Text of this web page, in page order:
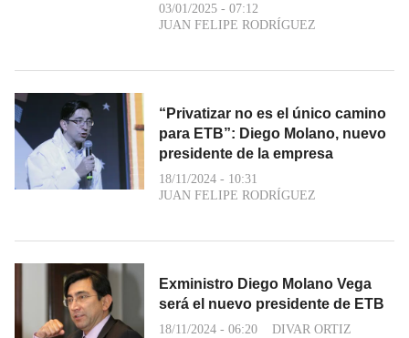
03/01/2025 - 07:12
JUAN FELIPE RODRÍGUEZ
“Privatizar no es el único camino
para ETB”: Diego Molano, nuevo
presidente de la empresa
18/11/2024 - 10:31
JUAN FELIPE RODRÍGUEZ
Exministro Diego Molano Vega
será el nuevo presidente de ETB
18/11/2024 - 06:20 DIVAR ORTIZ